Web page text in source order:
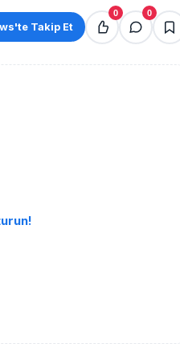
Takip Et
0 0